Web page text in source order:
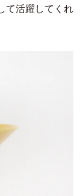
て活躍してくれ